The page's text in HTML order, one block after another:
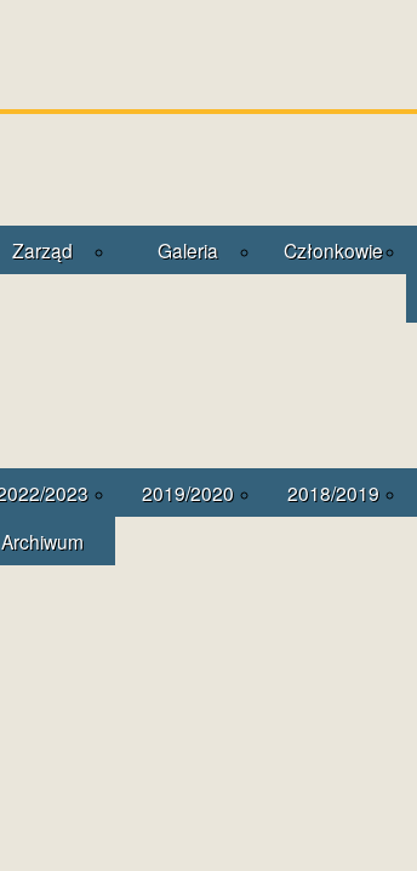
Zarząd Galeria Członkowie
2023 2019/2020 2018/2019
Archiwum